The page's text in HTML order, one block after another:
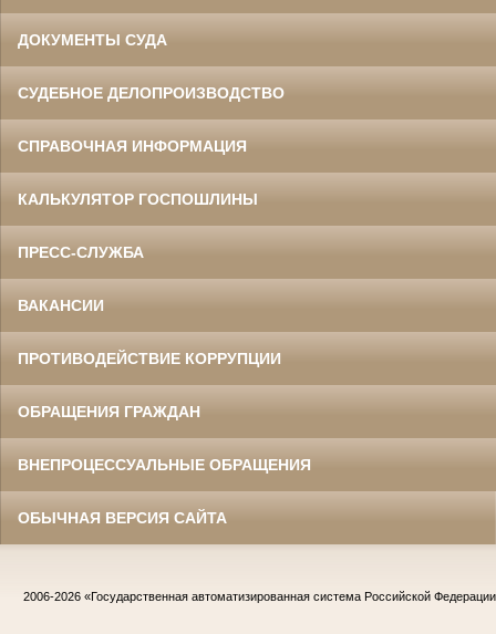
ДОКУМЕНТЫ СУДА
СУДЕБНОЕ ДЕЛОПРОИЗВОДСТВО
СПРАВОЧНАЯ ИНФОРМАЦИЯ
КАЛЬКУЛЯТОР ГОСПОШЛИНЫ
ПРЕСС-СЛУЖБА
ВАКАНСИИ
ПРОТИВОДЕЙСТВИЕ КОРРУПЦИИ
ОБРАЩЕНИЯ ГРАЖДАН
ВНЕПРОЦЕССУАЛЬНЫЕ ОБРАЩЕНИЯ
ОБЫЧНАЯ ВЕРСИЯ САЙТА
2006-2026 «Государственная автоматизированная система Российской